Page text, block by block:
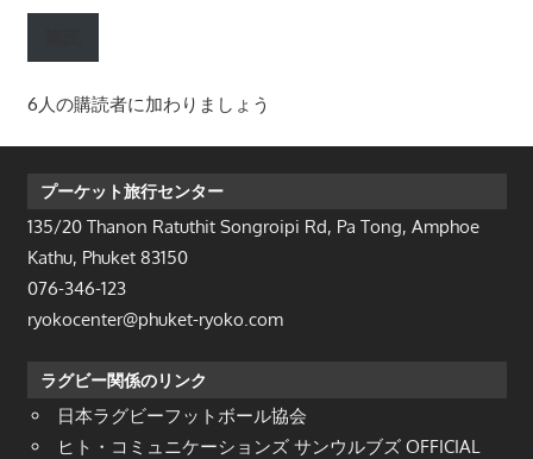
ル
レ
ス
6人の購読者に加わりましょう
プーケット旅行センター
135/20 Thanon Ratuthit Songroipi Rd, Pa Tong, Amphoe
Kathu, Phuket 83150
076-346-123
ryokocenter@phuket-ryoko.com
ラグビー関係のリンク
日本ラグビーフットボール協会
ヒト・コミュニケーションズ サンウルブズ OFFICIAL